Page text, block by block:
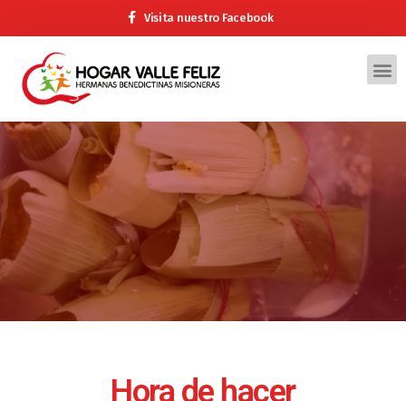
Visita nuestro Facebook
Hora de hacer